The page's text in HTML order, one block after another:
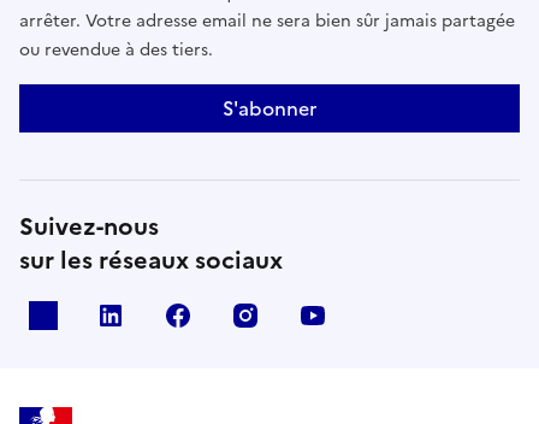
arrêter. Votre adresse email ne sera bien sûr jamais partagée
ou revendue à des tiers.
S'abonner
Suivez-nous
sur les réseaux sociaux
linkedin facebook instagram